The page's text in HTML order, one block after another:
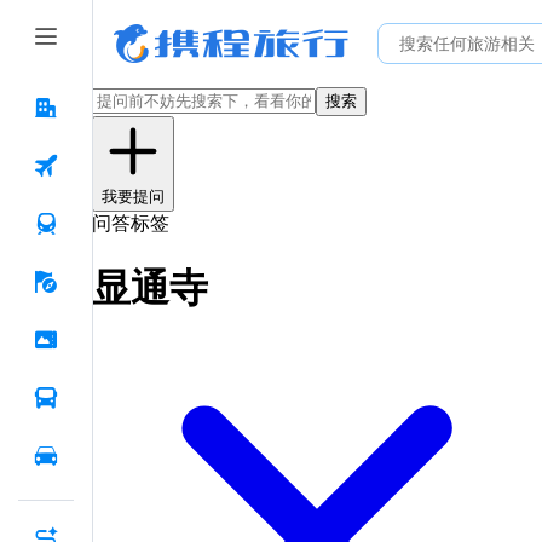
搜索
我要提问
问答标签
显通寺